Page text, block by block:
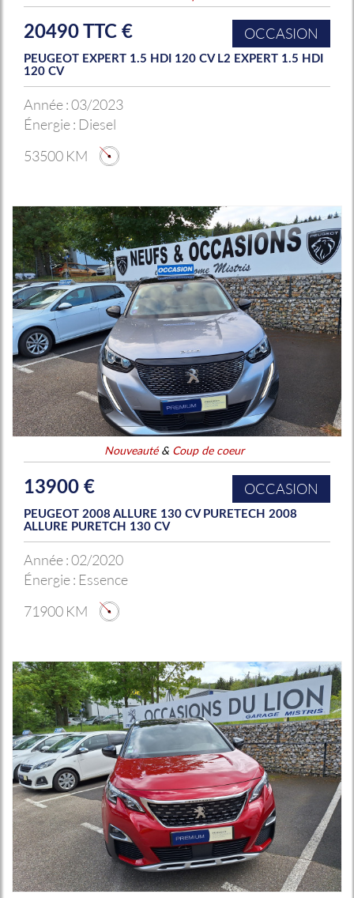
20490 TTC € OCCASION
PEUGEOT EXPERT 1.5 HDI 120 CV L2 EXPERT 1.5 HDI
120 CV
Année :03/2023
Énergie : Diesel
53500 KM
Nouveauté& Coup de coeur
13900 € OCCASION
PEUGEOT 2008 ALLURE 130 CV PURETECH 2008
ALLURE PURETCH 130 CV
Année :02/2020
Énergie : Essence
71900 KM